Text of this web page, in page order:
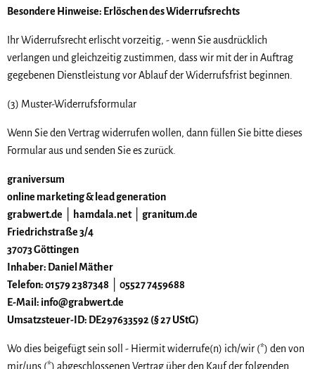
Besondere Hinweise: Erlöschen des Widerrufsrechts
Ihr Widerrufsrecht erlischt vorzeitig, - wenn Sie ausdrücklich
verlangen und gleichzeitig zustimmen, dass wir mit der in Auftrag
gegebenen Dienstleistung vor Ablauf der Widerrufsfrist beginnen.
(3) Muster-Widerrufsformular
Wenn Sie den Vertrag widerrufen wollen, dann füllen Sie bitte dieses
Formular aus und senden Sie es zurück.
graniversum
online marketing & lead generation
grabwert.de │ hamdala.net │ granitum.de
Friedrichstraße 3/4
37073 Göttingen
Inhaber: Daniel Mäther
Telefon: 01579 2387348 │ 05527 7459688
E-Mail: info@grabwert.de
Umsatzsteuer-ID: DE297633592 (§ 27 UStG)
Wo dies beigefügt sein soll - Hiermit widerrufe(n) ich/wir (*) den von
mir/uns (*) abgeschlossenen Vertrag über den Kauf der folgenden